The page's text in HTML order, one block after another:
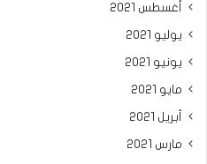
أغسطس 2021
يوليو 2021
يونيو 2021
مايو 2021
أبريل 2021
مارس 2021